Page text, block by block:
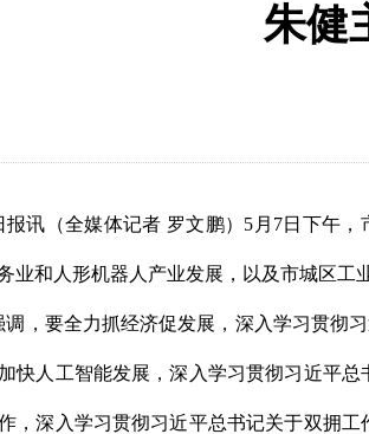
朱健
报讯（全媒体记者 罗文鹏）5月7日下午
业和人形机器人产业发展，以及市城区工
调，要全力抓经济促发展，深入学习贯彻
快人工智能发展，深入学习贯彻习近平
，深入学习贯彻习近平总书记关于双拥